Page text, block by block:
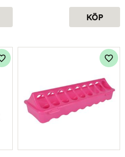
KÖP
Lägg till i favoriter